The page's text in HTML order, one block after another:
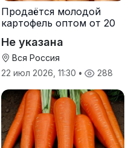
Продаётся молодой
картофель оптом от 20
Не указана
Вся Россия
22 июл 2026, 11:30 • 288